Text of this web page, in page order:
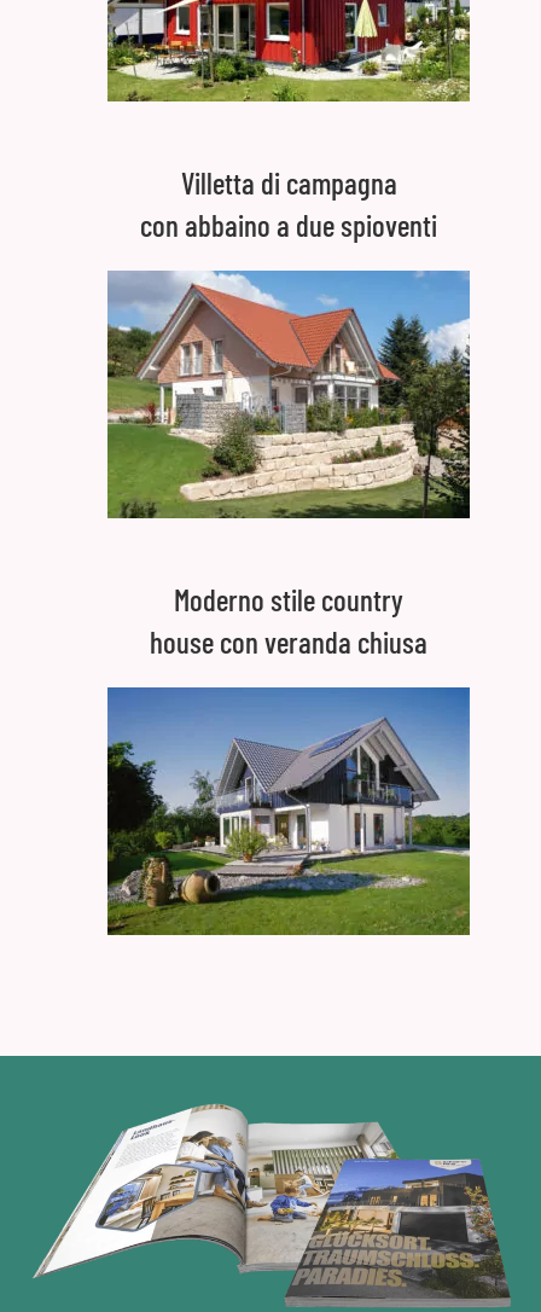
Villetta di campagna
con abbaino a due spioventi
Moderno stile country
house con veranda chiusa